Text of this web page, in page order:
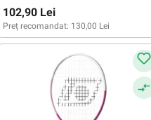
102,90 Lei
Preț recomandat: 130,00 Lei